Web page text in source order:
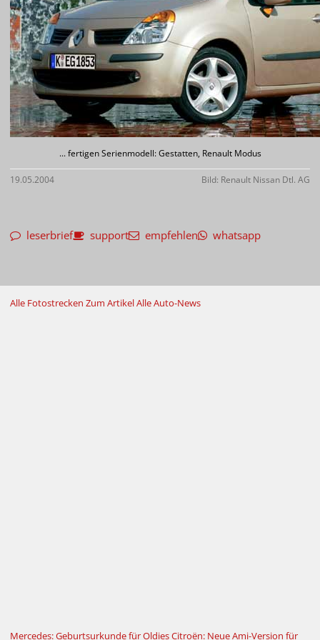
... fertigen Serienmodell: Gestatten, Renault Modus
19.05.2004 Bild: Renault Nissan Dtl. AG
leserbrief support empfehlen whatsapp
Alle Fotostrecken Zum ArtikelAlle Auto-News
Mercedes: Geburtsurkunde für OldiesCitroën: Neue Ami-Version für